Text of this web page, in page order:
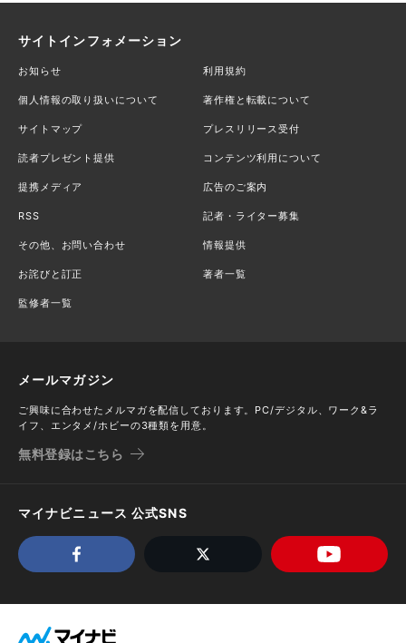
サイトインフォメーション
お知らせ 利用規約
個人情報の取り扱いについて 著作権と転載について
サイトマップ プレスリリース受付
読者プレゼント提供 コンテンツ利用について
提携メディア 広告のご案内
RSS 記者・ライター募集
その他、お問い合わせ 情報提供
お詫びと訂正 著者一覧
監修者一覧
メールマガジン
ご興味に合わせたメルマガを配信しております。PC/デジタル、ワーク&ラ
イフ、エンタメ/ホビーの3種類を用意。
無料登録はこちら
マイナビニュース 公式SNS